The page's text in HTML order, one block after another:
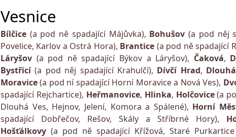
Vesnice
Bílčice (a pod ně spadající Májůvka), Bohušov(a pod něj
Povelice, Karlov a Ostrá Hora), Brantice (a pod ně spadající
Láryšov (a pod ně spadající Býkov a Láryšov), Čaková,
Bystřicí(a pod něj spadající Krahulčí), Dívčí Hrad,
Moravice(a pod ní spadající Horní Moravice a Nová Ves),
spadající Rejchartice), Heřmanovice, Hlinka, Holčovice(a
Dlouhá Ves, Hejnov, Jelení, Komora a Spálené), Horní
spadající Dobřečov, Rešov, Skály a Stříbrné Hory),
Hošťálkovy (a pod ně spadající Křížová, Staré